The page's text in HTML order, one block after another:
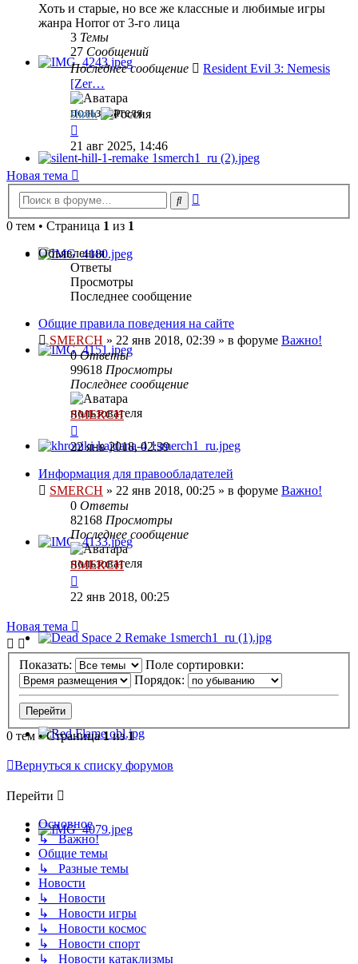
-
Игры
Хоррор
Хоть и старые, но все же классные и любимые игры
жанра Horror от 3-го лица
3 Темы
27 Сообщений
Последнее сообщение
Resident Evil 3: Nemesis
[Zer…
shrek
к
последнему
21 авг 2025, 14:46
Новая тема
Поиск
0 тем • Страница 1 из 1
Объявления
Ответы
Просмотры
Последнее сообщение
Общие правила поведения на сайте
SMERCH » 22 янв 2018, 02:39 » в форуме Важно!
0Ответы
99618 Просмотры
Последнее сообщение
SMERCH
22 янв 2018, 02:39
Информация для правообладателей
SMERCH » 22 янв 2018, 00:25 » в форуме Важно!
0 Ответы
82168 Просмотры
Последнее сообщение
SMERCH
22 янв 2018, 00:25
Новая тема
Показать:
Поле сортировки:
Порядок:
0 тем • Страница1из1
Вернуться к списку форумов
Перейти
Основное
↳ Важно!
Общие темы
↳ Разные темы
Новости
↳ Новости
↳ Новости игры
↳ Новости космос
↳ Новости спорт
↳ Новости катаклизмы